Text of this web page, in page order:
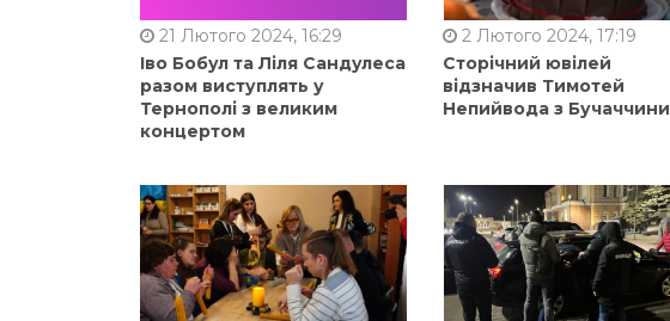
21 Лютого 2024, 16:29
Іво Бобул та Ліля Сандулеса
разом виступлять у
Тернополі з великим
концертом
2 Лютого 2024, 17:19
Сторічний ювілей
відзначив Тимотей
Непийвода з Бучаччини